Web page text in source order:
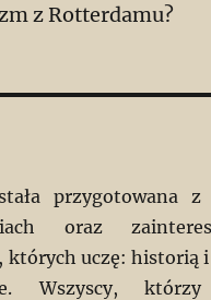
z Rotterdamu?
przygotowana
oraz
uczę: historią i
Wszyscy,